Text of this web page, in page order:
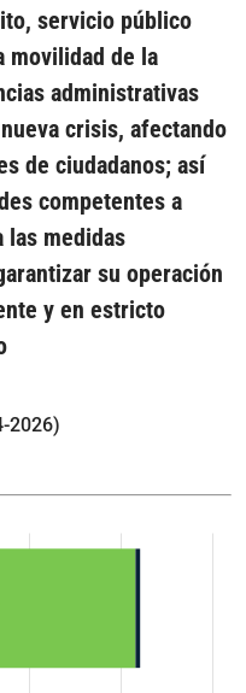
servicio público
movilidad de la
administrativas
crisis, afectando
de ciudadanos; así
competentes a
las medidas
su operación
y en estricto
2026)